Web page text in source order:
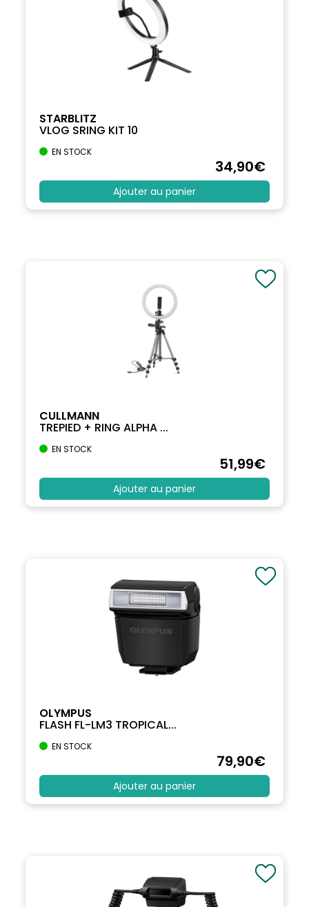
STARBLITZ
VLOG SRING KIT 10
EN STOCK
34,90€
Ajouter au panier
CULLMANN
TREPIED + RING ALPHA ...
EN STOCK
51,99€
Ajouter au panier
OLYMPUS
FLASH FL-LM3 TROPICAL...
EN STOCK
79,90€
Ajouter au panier